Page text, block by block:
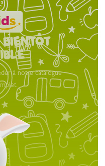
bientôt
à notre catalogue